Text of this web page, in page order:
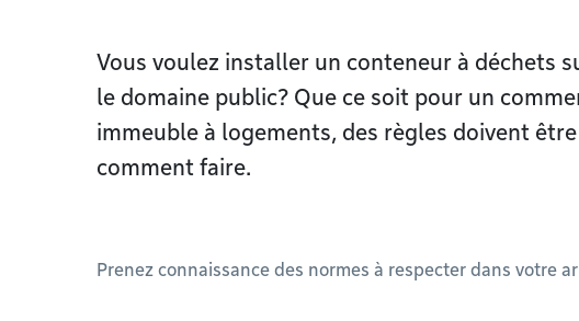
Vous voulez installer un conteneur à déchets
le domaine public? Que ce soit pour un
immeuble à logements, des règles doivent
comment faire.
Prenez connaissance des normes à respecter dans votre